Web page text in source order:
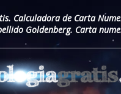
Calculadora de Carta
Goldenberg. Carta